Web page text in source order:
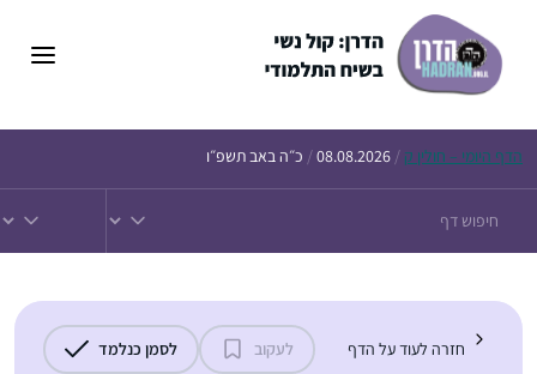
הדף היומי – חולין ק /
08.08.2026
/ כ״ה באב תשפ״ו
חזרה לעוד על הדף לעקוב לסמן כנלמד